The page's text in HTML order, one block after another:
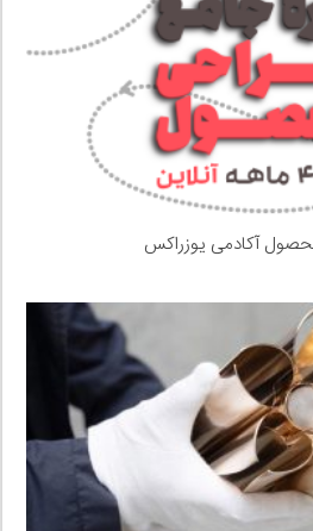
آکادمی یوزراکس